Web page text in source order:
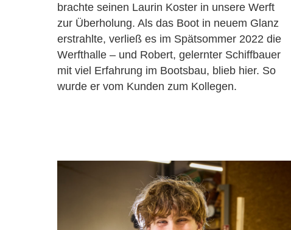
brachte seinen Laurin Koster in unsere Werft
zur Überholung. Als das Boot in neuem Glanz
erstrahlte, verließ es im Spätsommer 2022 die
Werfthalle – und Robert, gelernter Schiffbauer
mit viel Erfahrung im Bootsbau, blieb hier. So
wurde er vom Kunden zum Kollegen.